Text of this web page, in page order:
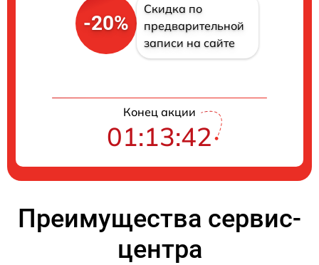
-20%
Скидка по
предварительной
записи на сайте
Конец акции
01:13:42
Преимущества сервис-
центра